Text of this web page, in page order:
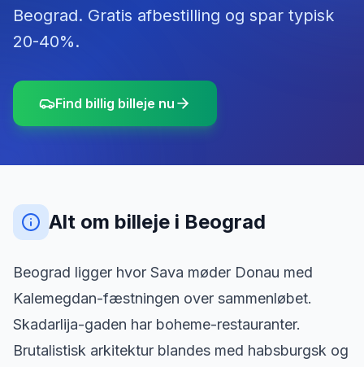
Beograd. Gratis afbestilling og spar typisk
20-40%.
Find billig billeje nu
Alt om billeje i Beograd
Beograd ligger hvor Sava møder Donau med
Kalemegdan-fæstningen over sammenløbet.
Skadarlija-gaden har boheme-restauranter.
Brutalistisk arkitektur blandes med habsburgsk og